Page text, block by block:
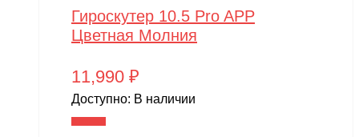
Гироскутер 10.5 Pro APP
Цветная Молния
11,990 ₽
Доступно: В наличии